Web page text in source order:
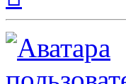
началу